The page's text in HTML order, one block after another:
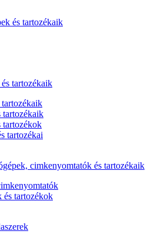
és tartozékaik
tartozékaik
tartozékaik
tartozékok
tartozékai
cimkenyomtatók és tartozékaik
és tartozékok